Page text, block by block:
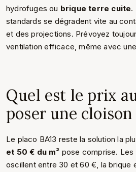
hydrofuges ou brique terre cuite.
standards se dégradent vite au
et des projections. Prévoyez
ventilation efficace, même avec
Quel est le prix
poser une
Le placo BA13 reste la solution la
et 50 € du m² pose comprise. Les
oscillent entre 30 et 60 €, la brique